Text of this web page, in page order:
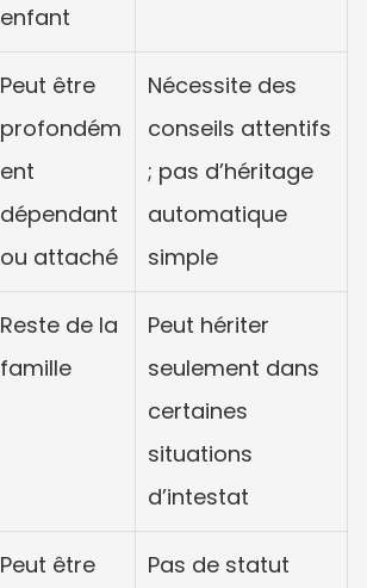
enfant
Peut être
profondém
ent
dépendant
ou attaché
Nécessite des
conseils attentifs
; pas d’héritage
automatique
simple
Reste de la
famille
Peut hériter
seulement dans
certaines
situations
d’intestat
Peut être
Pas de statut